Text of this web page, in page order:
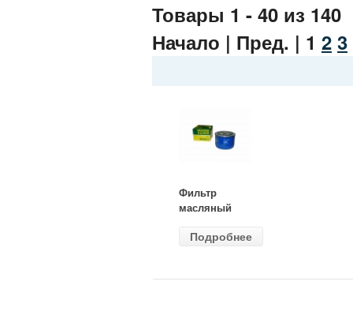
Товары 1 - 40 из 140
Начало | Пред. | 1 2 3
Фильтр
масляный
(MANN) W
Подробнее